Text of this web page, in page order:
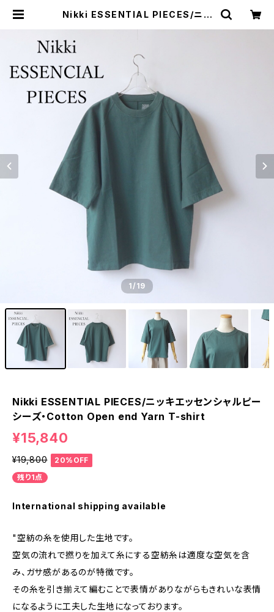
Nikki ESSENTIAL PIECES/ニッ
1/19
Nikki ESSENTIAL PIECES/ニッキエッセンシャルピー
シーズ・Cotton Open end Yarn T-shirt
¥15,840
¥19,800
20%OFF
残り1点
International shipping available
"空紡の糸を使用した生地です。
空気の流れで撚りを加えて糸にする空紡糸は適度な空気を含
み、ガサ感があるのが特徴です。
その糸を引き揃えて編むことで表情がありながらもきれいな表情
になるように工夫した生地になっております。